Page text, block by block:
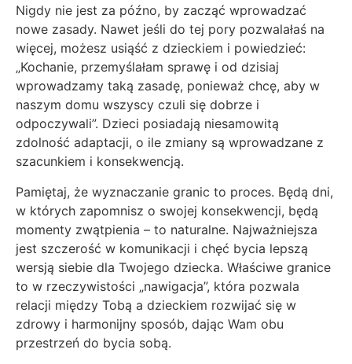
Nigdy nie jest za późno, by zacząć wprowadzać
nowe zasady. Nawet jeśli do tej pory pozwalałaś na
więcej, możesz usiąść z dzieckiem i powiedzieć:
„Kochanie, przemyślałam sprawę i od dzisiaj
wprowadzamy taką zasadę, ponieważ chcę, aby w
naszym domu wszyscy czuli się dobrze i
odpoczywali”. Dzieci posiadają niesamowitą
zdolność adaptacji, o ile zmiany są wprowadzane z
szacunkiem i konsekwencją.
Pamiętaj, że wyznaczanie granic to proces. Będą dni,
w których zapomnisz o swojej konsekwencji, będą
momenty zwątpienia – to naturalne. Najważniejsza
jest szczerość w komunikacji i chęć bycia lepszą
wersją siebie dla Twojego dziecka. Właściwe granice
to w rzeczywistości „nawigacja”, która pozwala
relacji między Tobą a dzieckiem rozwijać się w
zdrowy i harmonijny sposób, dając Wam obu
przestrzeń do bycia sobą.